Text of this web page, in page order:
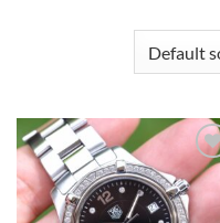
Add to
Wishlist